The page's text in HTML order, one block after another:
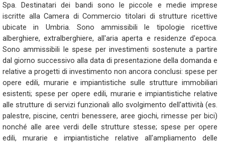
Spa. Destinatari dei bandi sono le piccole e medie imprese
iscritte alla Camera di Commercio titolari di strutture ricettive
ubicate in Umbria. Sono ammissibili le tipologie ricettive
alberghiere, extralberghiere, all'aria aperta e residenze d'epoca.
Sono ammissibili le spese per investimenti sostenute a partire
dal giorno successivo alla data di presentazione della domanda e
relative a progetti di investimento non ancora conclusi: spese per
opere edili, murarie e impiantistiche sulle strutture immobiliari
esistenti; spese per opere edili, murarie e impiantistiche relative
alle strutture di servizi funzionali allo svolgimento dell'attività (es.
palestre, piscine, centri benessere, aree giochi, rimesse per bici)
nonché alle aree verdi delle strutture stesse; spese per opere
edili, murarie e impiantistiche relative all'ampliamento delle